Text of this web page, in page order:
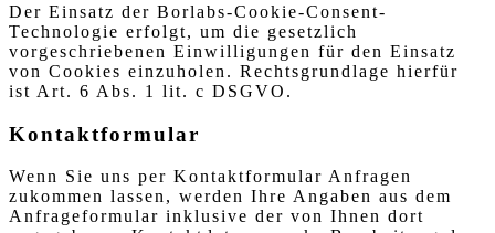
Der Einsatz der Borlabs-Cookie-Consent-
Technologie erfolgt, um die gesetzlich
vorgeschriebenen Einwilligungen für den Einsatz
von Cookies einzuholen. Rechtsgrundlage hierfür
ist Art. 6 Abs. 1 lit. c DSGVO.
Kontaktformular
Wenn Sie uns per Kontaktformular Anfragen
zukommen lassen, werden Ihre Angaben aus dem
Anfrageformular inklusive der von Ihnen dort